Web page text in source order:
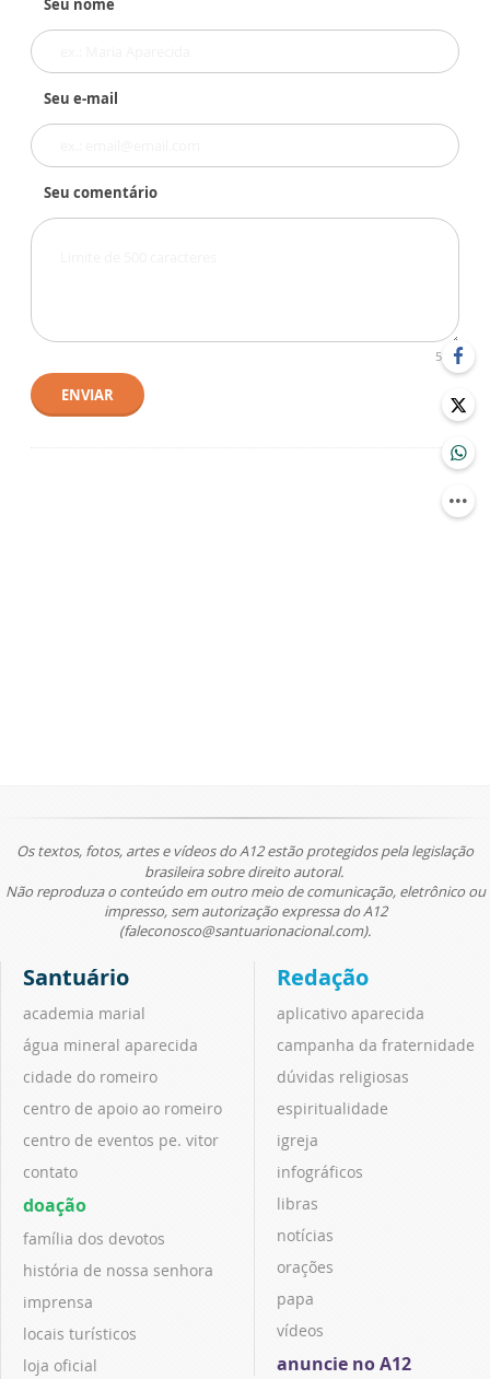
Seu nome
Seu e-mail
Seu comentário
500
ENVIAR
Os textos, fotos, artes e vídeos do A12 estão protegidos pela legislação
brasileira sobre direito autoral.
Não reproduza o conteúdo em outro meio de comunicação, eletrônico ou
impresso, sem autorização expressa do A12
(faleconosco@santuarionacional.com).
Santuário
academia marial
água mineral aparecida
cidade do romeiro
centro de apoio ao romeiro
centro de eventos pe. vitor
contato
doação
família dos devotos
história de nossa senhora
imprensa
locais turísticos
loja oficial
Redação
aplicativo aparecida
campanha da fraternidade
dúvidas religiosas
espiritualidade
igreja
infográficos
libras
notícias
orações
papa
vídeos
anuncie no A12